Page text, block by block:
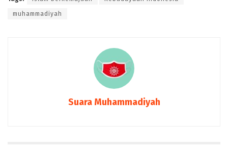
muhammadiyah
Suara Muhammadiyah